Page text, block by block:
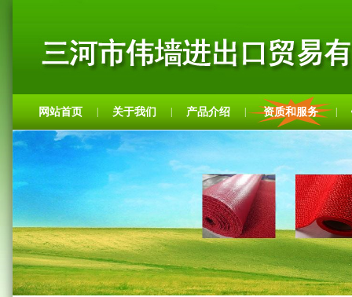
网站首页 关于我们 产品介绍 资质和服务